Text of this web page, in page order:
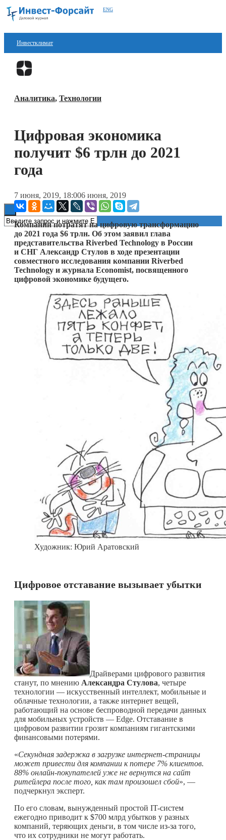
ENG
Инвестклимат
Финансы
Блокчейн
Технологии
Аналитика, Технологии
Цифровая экономика
получит $6 трлн до 2021
года
7 июня, 2019, 18:006 июня, 2019
Компании потратят на цифровую трансформацию
до 2021 года $6 трлн. Об этом заявил глава
представительства Riverbed Technology в России
и СНГ Александр Стулов в ходе презентации
совместного исследования компании Riverbed
Technology и журнала Economist, посвященного
цифровой экономике будущего.
Художник: Юрий Аратовский
Цифровое отставание вызывает убытки
Драйверами цифрового развития
станут, по мнению Александра Стулова, четыре
технологии — искусственный интеллект, мобильные и
облачные технологии, а также интернет вещей,
работающий на основе беспроводной передачи данных
для мобильных устройств — Edge. Отставание в
цифровом развитии грозит компаниям гигантскими
финансовыми потерями.
«Секундная задержка в загрузке интернет-страницы
может привести для компании к потере 7% клиентов.
88% онлайн-покупателей уже не вернутся на сайт
ритейлера после того, как там произошел сбой», —
подчеркнул эксперт.
По его словам, вынужденный простой IT-систем
ежегодно приводит к $700 млрд убытков у разных
компаний, теряющих деньги, в том числе из-за того,
что их сотрудники не могут работать.